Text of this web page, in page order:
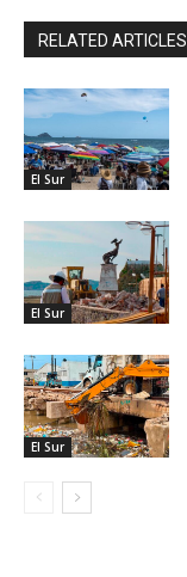
RELATED ARTICLES
El Sur
El Sur
El Sur